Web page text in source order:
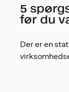
5
før du
Der er en